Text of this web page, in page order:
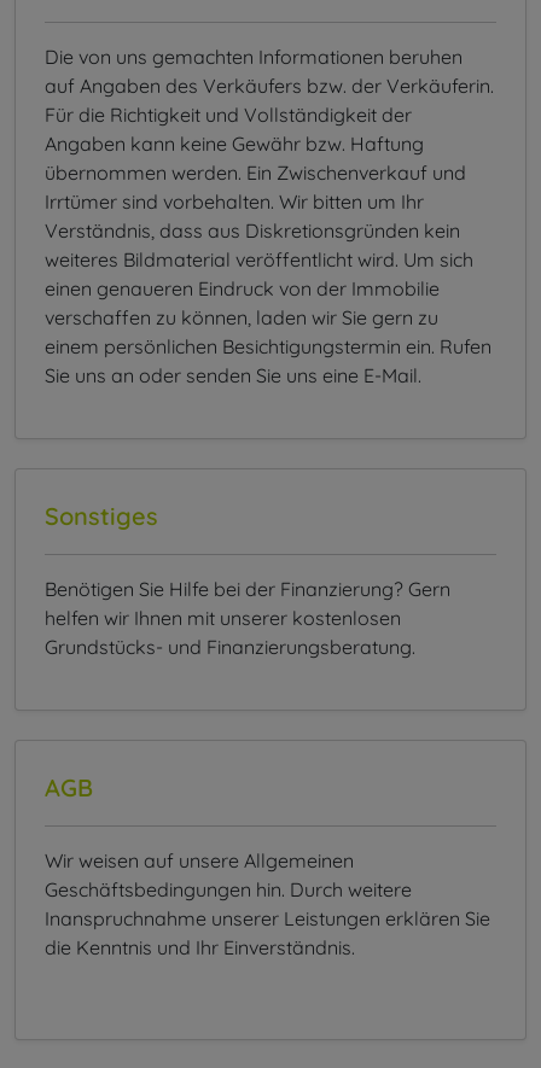
Die von uns gemachten Informationen beruhen
auf Angaben des Verkäufers bzw. der Verkäuferin.
Für die Richtigkeit und Vollständigkeit der
Angaben kann keine Gewähr bzw. Haftung
übernommen werden. Ein Zwischenverkauf und
Irrtümer sind vorbehalten. Wir bitten um Ihr
Verständnis, dass aus Diskretionsgründen kein
weiteres Bildmaterial veröffentlicht wird. Um sich
einen genaueren Eindruck von der Immobilie
verschaffen zu können, laden wir Sie gern zu
einem persönlichen Besichtigungstermin ein. Rufen
Sie uns an oder senden Sie uns eine E-Mail.
Sonstiges
Benötigen Sie Hilfe bei der Finanzierung? Gern
helfen wir Ihnen mit unserer kostenlosen
Grundstücks- und Finanzierungsberatung.
AGB
Wir weisen auf unsere Allgemeinen
Geschäftsbedingungen hin. Durch weitere
Inanspruchnahme unserer Leistungen erklären Sie
die Kenntnis und Ihr Einverständnis.